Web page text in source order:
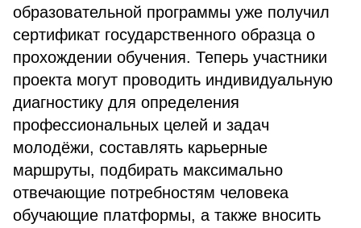
образовательной программы уже получил
сертификат государственного образца о
прохождении обучения. Теперь участники
проекта могут проводить индивидуальную
диагностику для определения
профессиональных целей и задач
молодёжи, составлять карьерные
маршруты, подбирать максимально
отвечающие потребностям человека
обучающие платформы, а также вносить